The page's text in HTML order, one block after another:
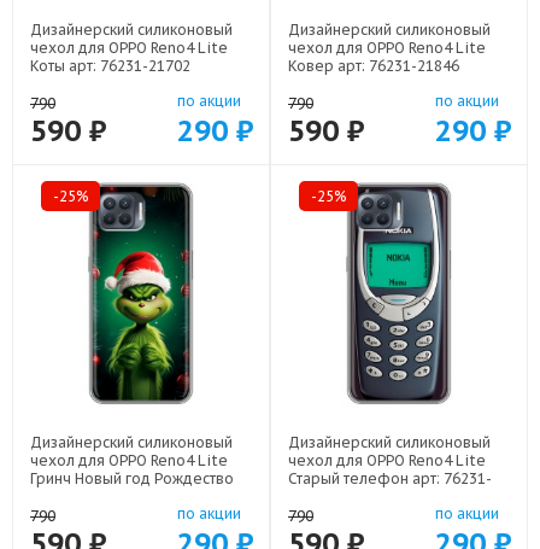
Дизайнерский силиконовый
чехол для OPPO Reno4 Lite
Коты арт: 76231-21702
790
590 ₽
по акции
290 ₽
Дизайнерский силиконовый
чехол для OPPO Reno4 Lite
Ковер арт: 76231-21846
790
590 ₽
по акции
290 ₽
-25%
Дизайнерский силиконовый
чехол для OPPO Reno4 Lite
Гринч Новый год Рождество
790
по акции
-25%
Дизайнерский силиконовый
чехол для OPPO Reno4 Lite
Старый телефон арт: 76231-
790
по акции